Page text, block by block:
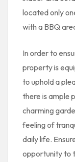
located only
with a BBQ
In order to
property is
to uphold a
there is ample
charming
feeling of
daily life.
opportunity to